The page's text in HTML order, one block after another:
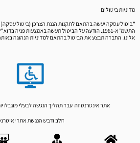
מדיניות ביטולים
התשמ"א-1981. הודעה על הביטול תעשה באמצעות פניה בדוא"ל או באמצעות פניה טלפונית
אלינו. החברה תבצע את הביטול בהתאם למדיניות הנהוגה
אתר אינטרנט זה עבר תהליך הנגשה לבעלי
חלב ודבש הנגשת אתרי